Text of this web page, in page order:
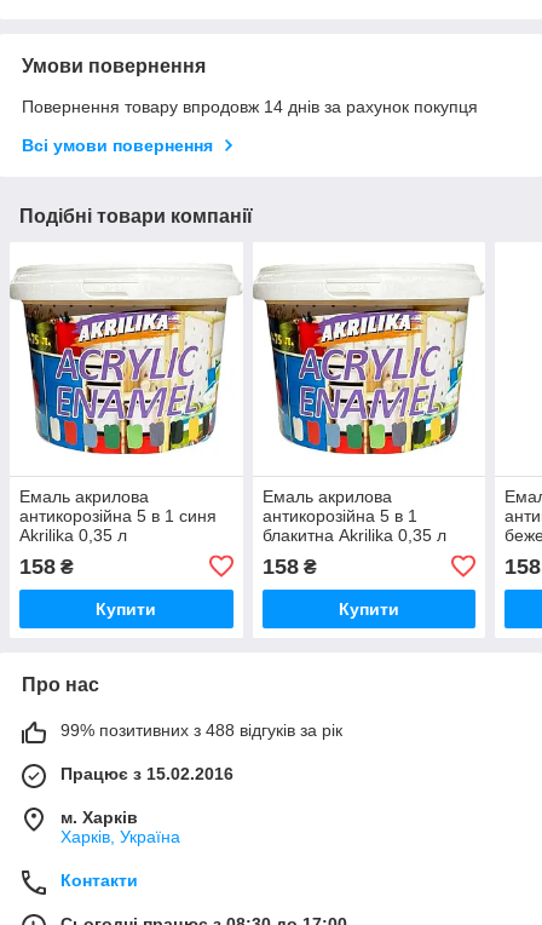
Умови повернення
Повернення товару впродовж 14 днів за рахунок покупця
Всі умови повернення
Подібні товари компанії
Емаль акрилова
антикорозійна 5 в 1 синя
Akrilika 0,35 л
158 ₴
Купити
Емаль акрилова
антикорозійна 5 в 1
блакитна Akrilika 0,35 л
158₴
Купити
158
Про нас
99% позитивних з 488 відгуків за рік
Працює з 15.02.2016
м. Харків
Харків, Україна
Контакти